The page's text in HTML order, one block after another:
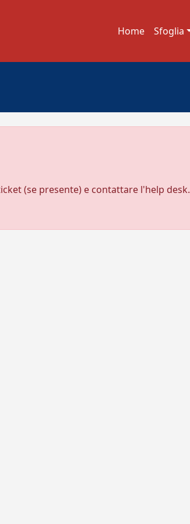
Home Sfoglia
(se presente) e contattare l'help desk.